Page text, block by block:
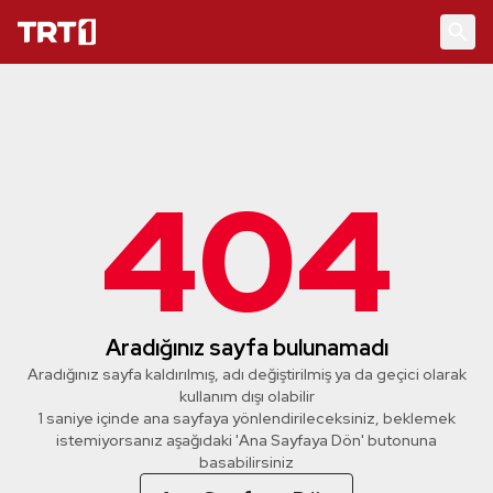
404
Aradığınız sayfa bulunamadı
Aradığınız sayfa kaldırılmış, adı değiştirilmiş ya da geçici olarak
kullanım dışı olabilir
1 saniye içinde ana sayfaya yönlendirileceksiniz, beklemek
istemiyorsanız aşağıdaki 'Ana Sayfaya Dön' butonuna
basabilirsiniz